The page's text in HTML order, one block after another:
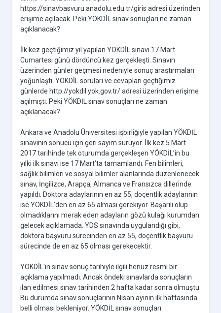
https://sinavbasvuru.anadolu.edu.tr/giris adresi üzerinden
erişime açılacak. Peki YÖKDİL sınav sonuçları ne zaman
açıklanacak?
İlk kez geçtiğimiz yıl yapılan YÖKDİL sınavı 17 Mart
Cumartesi günü dördüncü kez gerçekleşti. Sınavın
üzerinden günler geçmesi nedeniyle sonuç araştırmaları
yoğunlaştı. YÖKDİL soruları ve cevapları geçtiğimiz
günlerde http://yokdil.yok.gov.tr/ adresi üzerinden erişime
açılmıştı. Peki YÖKDİL sınav sonuçları ne zaman
açıklanacak?
Ankara ve Anadolu Üniversitesi işbirliğiyle yapılan YÖKDİL
sınavının sonucu için geri sayım sürüyor. İlk kez 5 Mart
2017 tarihinde tek oturumda gerçekleşen YÖKDİL’in bu
yılki ilk sınavı ise 17 Mart’ta tamamlandı. Fen bilimleri,
sağlık bilimleri ve sosyal bilimler alanlarında düzenlenecek
sınav, İngilizce, Arapça, Almanca ve Fransızca dillerinde
yapıldı. Doktora adaylarının en az 55, doçentlik adaylarının
ise YÖKDİL’den en az 65 alması gerekiyor. Başarılı olup
olmadıklarını merak eden adayların gözü kulağı kurumdan
gelecek açıklamada. YDS sınavında uygulandığı gibi,
doktora başvuru sürecinden en az 55, doçentlik başvuru
sürecinde de en az 65 olması gerekecektir.
YÖKDİL'in sınav sonuç tarihiyle ilgili henüz resmi bir
açıklama yapılmadı. Ancak öndeki sınavlarda sonuçların
ilan edilmesi sınav tarihinden 2 hafta kadar sonra olmuştu.
Bu durumda sınav sonuçlarının Nisan ayının ilk haftasında
belli olması bekleniyor. YÖKDİL sınav sonuçları